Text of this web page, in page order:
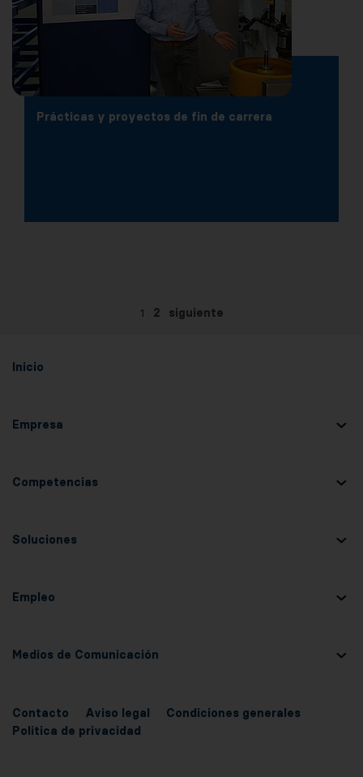
Prácticas y proyectos de fin de carrera
1 2 siguiente
Inicio
Empresa
Competencias
Soluciones
Empleo
Medios de Comunicación
Contacto Aviso legal
Condiciones generales
Política de privacidad